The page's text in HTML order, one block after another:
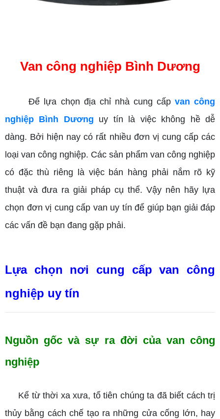
Van công nghiệp Bình Dương
Để lựa chọn địa chỉ nhà cung cấp van công
nghiệp Bình Dương uy tín là việc không hề dễ
dàng. Bởi hiện nay có rất nhiều đơn vị cung cấp các
loại van công nghiệp. Các sản phẩm van công nghiệp
có đặc thù riêng là việc bán hàng phải nắm rõ kỹ
thuật và đưa ra giải pháp cụ thể. Vậy nên hãy lựa
chọn đơn vị cung cấp van uy tín để giúp bạn giải đáp
các vấn đề bạn đang gặp phải.
Lựa chọn nơi cung cấp van công
nghiệp uy tín
Nguồn gốc và sự ra đời của van công
nghiệp
Kể từ thời xa xưa, tổ tiên chúng ta đã biết cách trị
thủy bằng cách chế tạo ra những cửa cống lớn, hay